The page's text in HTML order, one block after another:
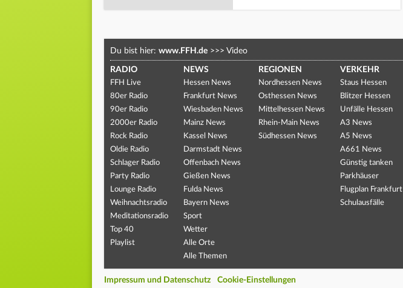
Du bist hier: www.FFH.de >>> Video
RADIO
FFH Live
80er Radio
90er Radio
2000er Radio
Rock Radio
Oldie Radio
Schlager Radio
Party Radio
Lounge Radio
Weihnachtsradio
Meditationsradio
Top 40
Playlist
NEWS
Hessen News
Frankfurt News
Wiesbaden News
Mainz News
Kassel News
Darmstadt News
Offenbach News
Gießen News
Fulda News
Bayern News
Sport
Wetter
Alle Orte
Alle Themen
REGIONEN
Nordhessen News
Osthessen News
Mittelhessen News
Rhein-Main News
Südhessen News
VERKEHR
Staus Hessen
Blitzer Hessen
Unfälle Hessen
A3 News
A5 News
A661 News
Günstig tanken
Parkhäuser
Flugplan Frankfurt
Schulausfälle
Impressum und Datenschutz Cookie-Einstellungen